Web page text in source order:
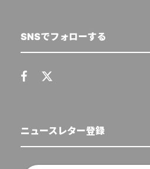
SNSでフォローする
ニュースレター登録